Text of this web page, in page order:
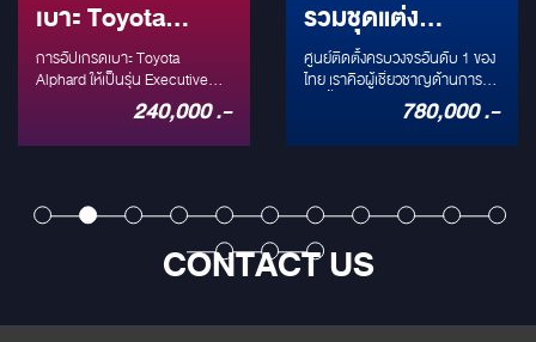
เบาะ Toyota
Alphard ให้เป็นรุ่น
Executive
การอัปเกรดเบาะ Toyota
Alphard ให้เป็นรุ่น Executive
Lounge ระดับ First Class
สามารถทำได้ด้วยชุดแต่งเบาะ VIP
2 ที่นั่งสไตล์ Lexus จาก Mirage
เต็มรูปแบบควบคุมผ่านจอสัมผัส
พร้อมจอทีวีมัลติมีเดีย 27 นิ้ว เพื่อ
ความหรูหราและสะดวกสบายสูงสุด
240,000 .-
รวมชุดแต่ง
ALPHARD VELL
FIRE LEXUS
2026 อันดับ 1 ของ
ศูนย์ติดตั้งครบวงจรอันดับ 1 ของ
ไทย เราคือผู้เชี่ยวชาญด้านการ
ติดตั้งระบบในรถยนต์พรีเมียมโดย
เฉพาะ การันตีผลงานจริงกว่า
500 คัน ใน Toyota Alphard,
780,000 .-
CONTACT US